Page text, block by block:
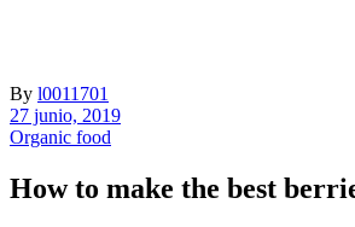
By l0011701
27 junio, 2019
Organic food
How to make the best